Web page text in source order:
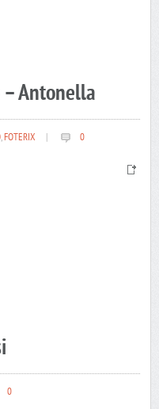
– Antonella
,FOTERIX 0
0